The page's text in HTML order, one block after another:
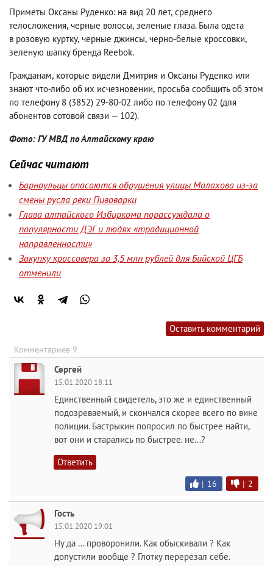
Приметы Оксаны Руденко: на вид 20 лет, среднего
телосложения, черные волосы, зеленые глаза. Была одета
в розовую куртку, черные джинсы, черно-белые кроссовки,
зеленую шапку бренда Reebok.
Гражданам, которые видели Дмитрия и Оксаны Руденко или
знают что-либо об их исчезновении, просьба сообщить об этом
по телефону 8 (3852) 29-80-02 либо по телефону 02 (для
абонентов сотовой связи — 102).
Фото: ГУ МВД по Алтайскому краю
Сейчас читают
Барнаульцы опасаются обрушения улицы Малахова из-за
смены русла реки Пивоварки
Глава алтайского Избиркома порассуждала о
популярности ДЭГ и людях «традиционной
направленности»
Закупку кроссовера за 3,5 млн рублей для Бийской ЦГБ
отменили
Оставить комментарий
Комментариев 9
Сергей
15.01.2020 18:11
Единственный свидетель, это же и единственный
подозреваемый, и скончался скорее всего по вине
полиции. Бастрыкин попросил по быстрее найти,
вот они и старались по быстрее. не...?
Ответить
| 16 | 2
Гость
15.01.2020 19:01
Ну да ... проворонили. Как обыскивали ? Как
допустили вообще ? Глотку перерезал себе.